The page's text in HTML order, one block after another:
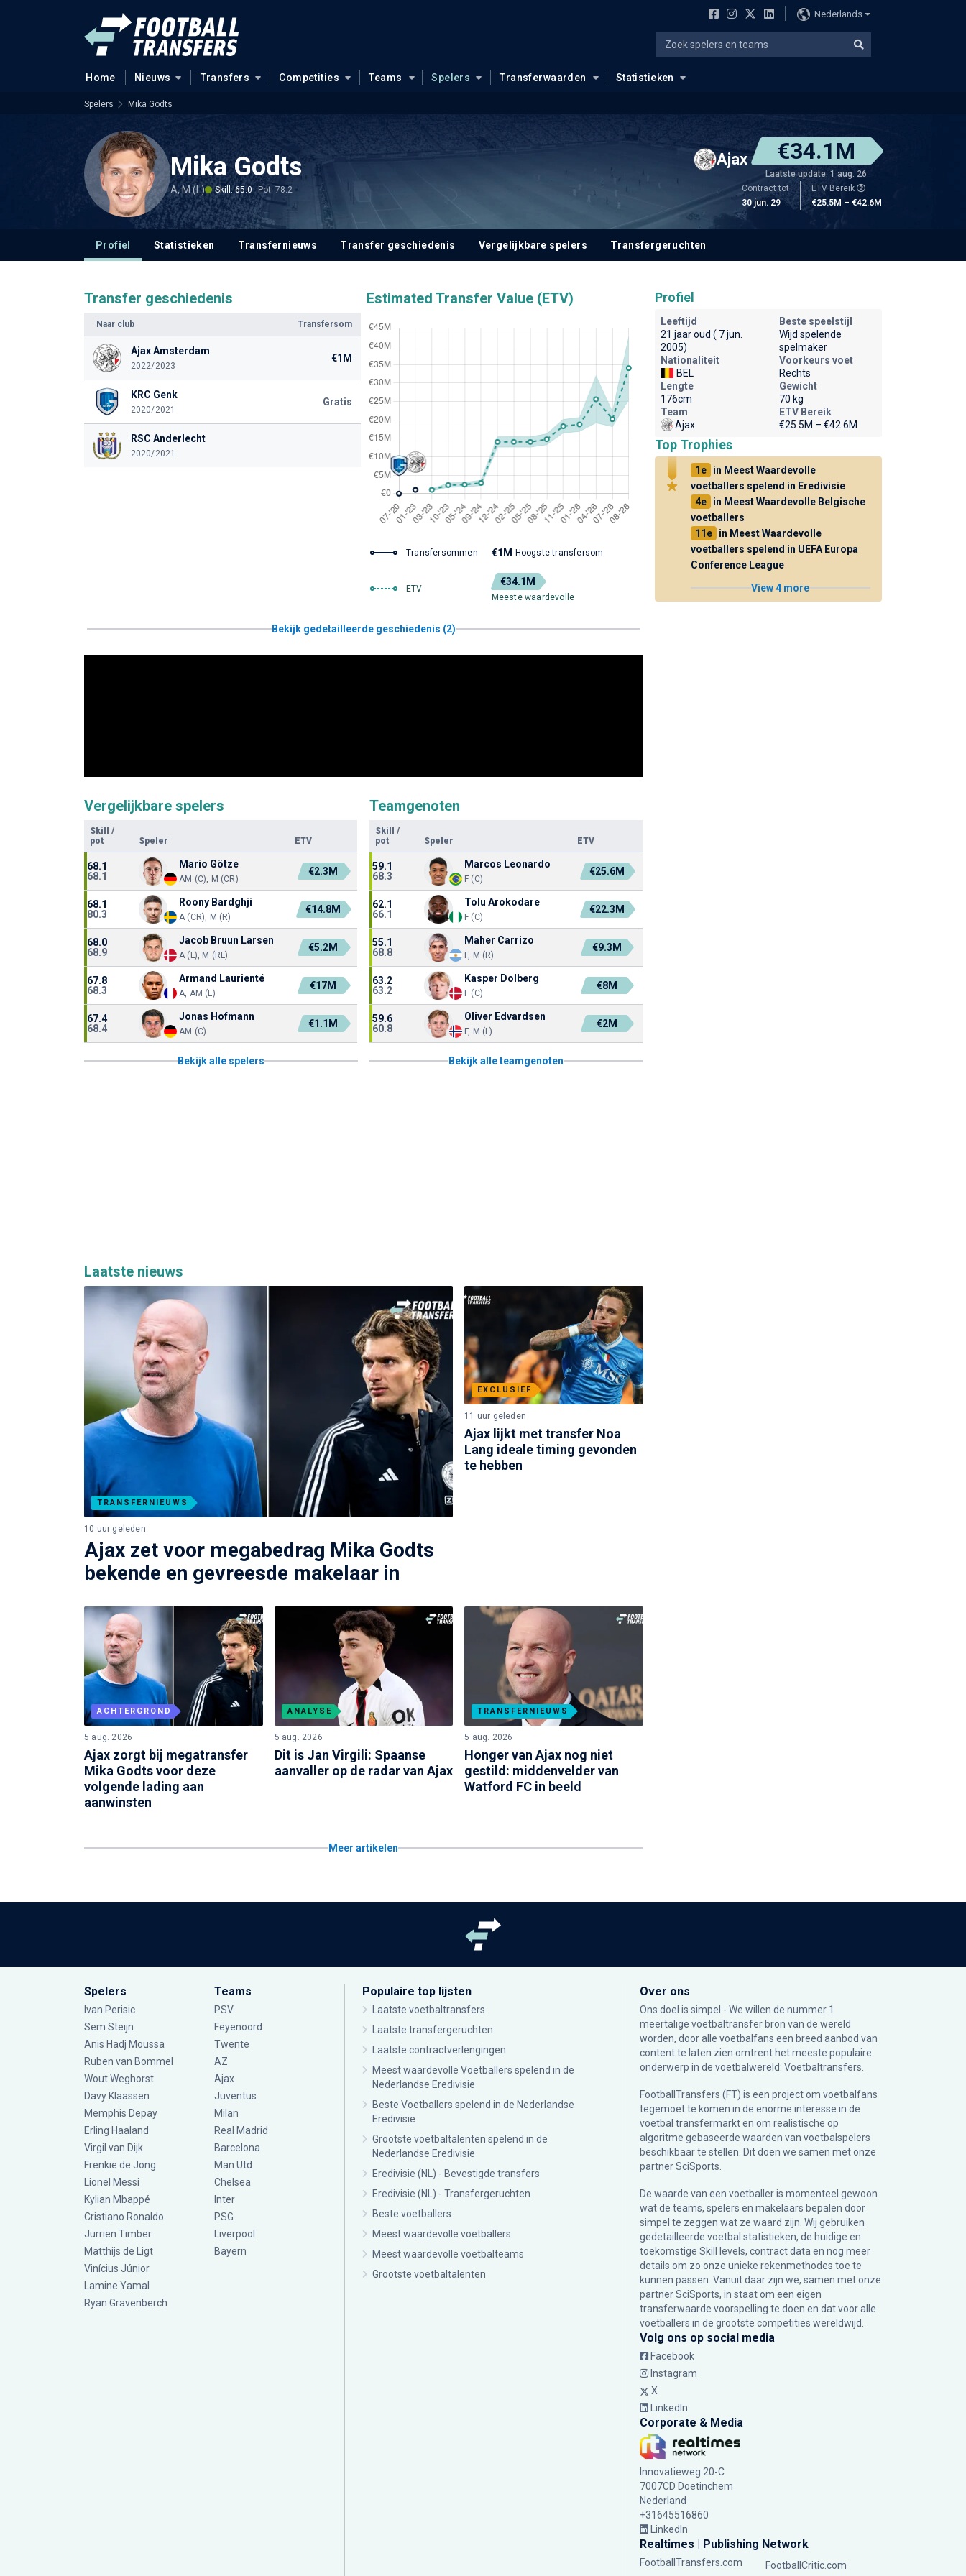
Nederlands
Home Nieuws Transfers Competities Teams Spelers Transferwaarden Statistieken
Spelers Mika Godts
Mika Godts
A, M (L) Skill: 65.0 Pot: 78.2
Ajax €34.1M
Laatste update: 1 aug. 26
Contract tot
30 jun. 29
ETV Bereik
€25.5M – €42.6M
Profiel Statistieken Transfernieuws Transfer geschiedenis Vergelijkbare spelers Transfergeruchten
Transfer geschiedenis
Naar club Transfersom
Ajax Amsterdam
2022/2023
€1M
KRC Genk
2020/2021
Gratis
RSC Anderlecht
2020/2021
Estimated Transfer Value (ETV)
Transfersommen €1M Hoogste transfersom
ETV
€34.1M
Meeste waardevolle
Bekijk gedetailleerde geschiedenis (2)
Vergelijkbare spelers
Skill
/
pot
Speler ETV
68.1
68.1
Mario Götze
AM (C), M (CR)
€2.3M
68.1
80.3
Roony Bardghji
A (CR), M (R)
€14.8M
68.0
68.9
Jacob Bruun Larsen
A (L), M (RL)
€5.2M
67.8
68.3
Armand Laurienté
A, AM (L)
€17M
67.4
68.4
Jonas Hofmann
AM (C)
€1.1M
Bekijk alle spelers
Teamgenoten
Skill
/
pot
Speler ETV
59.1
68.3
Marcos Leonardo
F (C)
€25.6M
62.1
66.1
Tolu Arokodare
F (C)
€22.3M
55.1
68.8
Maher Carrizo
F, M (R)
€9.3M
63.2
63.2
Kasper Dolberg
F (C)
€8M
59.6
60.8
Oliver Edvardsen
F, M (L)
€2M
Bekijk alle teamgenoten
Laatste nieuws
TRANSFERNIEUWS
10 uur geleden
Ajax zet voor megabedrag Mika Godts
bekende en gevreesde makelaar in
EXCLUSIEF
11 uur geleden
Ajax lijkt met transfer Noa
Lang ideale timing gevonden
te hebben
ACHTERGROND
5 aug. 2026
Ajax zorgt bij megatransfer
Mika Godts voor deze
volgende lading aan
aanwinsten
ANALYSE
5 aug. 2026
Dit is Jan Virgili: Spaanse
aanvaller op de radar van Ajax
TRANSFERNIEUWS
5 aug. 2026
Honger van Ajax nog niet
gestild: middenvelder van
Watford FC in beeld
Meer artikelen
Profiel
Leeftijd
21 jaar oud ( 7 jun.
2005)
Beste speelstijl
Wijd spelende
spelmaker
Nationaliteit
BEL
Voorkeurs voet
Rechts
Lengte
176cm
Gewicht
70 kg
Team
Ajax
ETV Bereik
€25.5M – €42.6M
Top Trophies
1e
in Meest Waardevolle
voetballers spelend in Eredivisie
4e
in Meest Waardevolle Belgische
voetballers
11e
in Meest Waardevolle
voetballers spelend in UEFA Europa
Conference League
View 4 more
Spelers
Ivan Perisic
Sem Steijn
Anis Hadj Moussa
Ruben van Bommel
Wout Weghorst
Davy Klaassen
Memphis Depay
Erling Haaland
Virgil van Dijk
Frenkie de Jong
Lionel Messi
Kylian Mbappé
Cristiano Ronaldo
Jurriën Timber
Matthijs de Ligt
Vinícius Júnior
Lamine Yamal
Ryan Gravenberch
Teams
PSV
Feyenoord
Twente
AZ
Ajax
Juventus
Milan
Real Madrid
Barcelona
Man Utd
Chelsea
Inter
PSG
Liverpool
Bayern
Populaire top lijsten
Laatste voetbaltransfers
Laatste transfergeruchten
Laatste contractverlengingen
Meest waardevolle Voetballers spelend in de
Nederlandse Eredivisie
Beste Voetballers spelend in de Nederlandse
Eredivisie
Grootste voetbaltalenten spelend in de
Nederlandse Eredivisie
Eredivisie (NL) - Bevestigde transfers
Eredivisie (NL) - Transfergeruchten
Beste voetballers
Meest waardevolle voetballers
Meest waardevolle voetbalteams
Grootste voetbaltalenten
Over ons
Ons doel is simpel - We willen de nummer 1
meertalige voetbaltransfer bron van de wereld
worden, door alle voetbalfans een breed aanbod van
content te laten zien omtrent het meeste populaire
onderwerp in de voetbalwereld: Voetbaltransfers.
FootballTransfers (FT) is een project om voetbalfans
tegemoet te komen in de enorme interesse in de
voetbal transfermarkt en om realistische op
algoritme gebaseerde waarden van voetbalspelers
beschikbaar te stellen. Dit doen we samen met onze
partnerSciSports
De waarde van een voetballer is momenteel gewoon
wat de teams, spelers en makelaars bepalen door
simpel te zeggen wat ze waard zijn. Wij gebruiken
gedetailleerde voetbal statistieken, de huidige en
toekomstige Skill levels, contract data en nog meer
details om zo onze unieke rekenmethodes toe te
kunnen passen. Vanuit daar zijn we, samen met onze
partner SciSports, in staat om een eigen
transferwaarde voorspelling te doen en dat voor alle
voetballers in de grootste competities wereldwijd.
Volg ons op social media
Facebook
Instagram
X
LinkedIn
Corporate & Media
Innovatieweg 20-C
7007CD Doetinchem
Nederland
+31645516860
LinkedIn
Realtimes | Publishing Network
FootballTransfers.com FootballCritic.com